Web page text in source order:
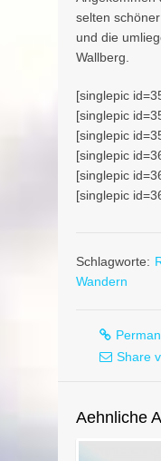
selten
und die
Wallberg.
[singlepic
[singlepic
[singlepic
[singlepic
[singlepic
[singlepic
Schlagworte:
Wandern
Share
Aehnliche